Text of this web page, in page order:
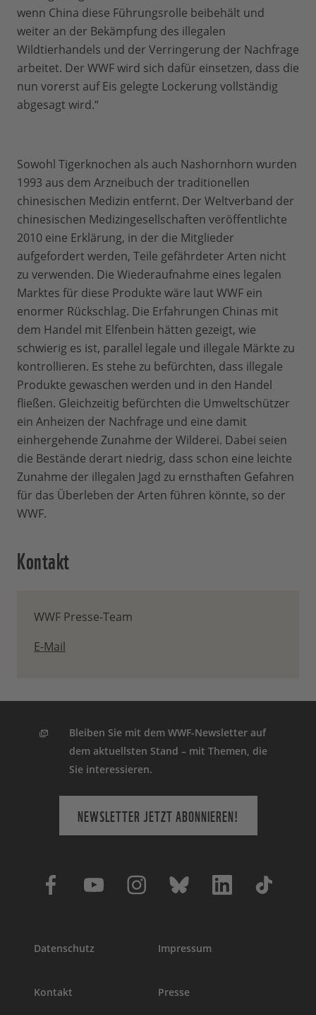
wenn China diese Führungsrolle beibehält und
weiter an der Bekämpfung des illegalen
Wildtierhandels und der Verringerung der Nachfrage
arbeitet. Der WWF wird sich dafür einsetzen, dass die
nun vorerst auf Eis gelegte Lockerung vollständig
abgesagt wird.“
Sowohl Tigerknochen als auch Nashornhorn wurden
1993 aus dem Arzneibuch der traditionellen
chinesischen Medizin entfernt. Der Weltverband der
chinesischen Medizingesellschaften veröffentlichte
2010 eine Erklärung, in der die Mitglieder
aufgefordert werden, Teile gefährdeter Arten nicht
zu verwenden. Die Wiederaufnahme eines legalen
Marktes für diese Produkte wäre laut WWF ein
enormer Rückschlag. Die Erfahrungen Chinas mit
dem Handel mit Elfenbein hätten gezeigt, wie
schwierig es ist, parallel legale und illegale Märkte zu
kontrollieren. Es stehe zu befürchten, dass illegale
Produkte gewaschen werden und in den Handel
fließen. Gleichzeitig befürchten die Umweltschützer
ein Anheizen der Nachfrage und eine damit
einhergehende Zunahme der Wilderei. Dabei seien
die Bestände derart niedrig, dass schon eine leichte
Zunahme der illegalen Jagd zu ernsthaften Gefahren
für das Überleben der Arten führen könnte, so der
WWF.
Kontakt
WWF Presse-Team
E-Mail
Bleiben Sie mit dem WWF-Newsletter auf
dem aktuellsten Stand – mit Themen, die
Sie interessieren.
NEWSLETTER JETZT ABONNIEREN!
Datenschutz Impressum
Kontakt Presse